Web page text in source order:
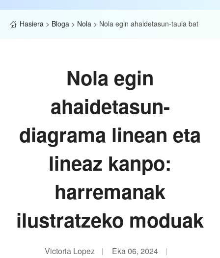
Hasiera > Bloga > Nola > Nola egin ahaidetasun-taula bat
Nola egin
ahaidetasun-
diagrama linean eta
lineaz kanpo:
harremanak
ilustratzeko moduak
Victoria Lopez
Eka 06, 2024